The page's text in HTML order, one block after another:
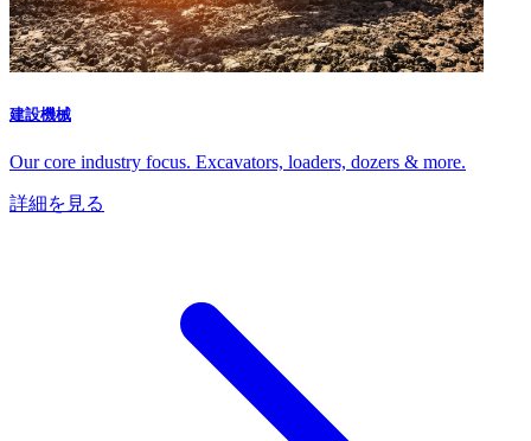
建設機械
Our core industry focus. Excavators, loaders, dozers & more.
詳細を見る